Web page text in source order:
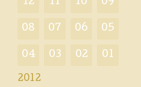
12 11 10 09
08 07 06 05
04 03 02 01
2012